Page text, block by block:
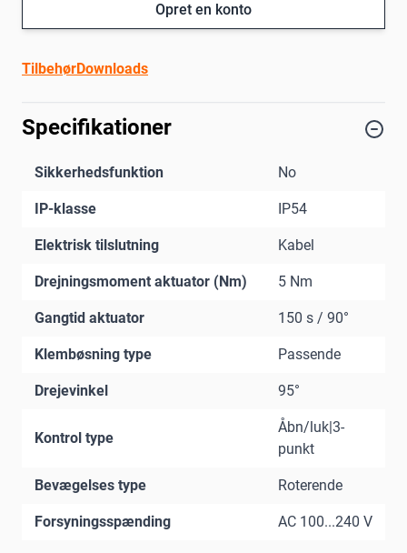
Opret en konto
TilbehørDownloads
Specifikationer
Sikkerhedsfunktion No
IP-klasse IP54
Elektrisk tilslutning Kabel
Drejningsmoment aktuator (Nm) 5 Nm
Gangtid aktuator 150 s / 90°
Klembøsning type Passende
Drejevinkel 95°
Kontrol type
Åbn/luk|3-
punkt
Bevægelses type Roterende
Forsyningsspænding AC 100...240 V